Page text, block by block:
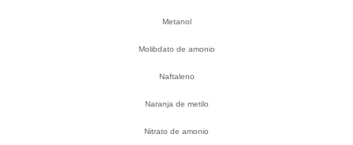
Metanol
Molibdato de amonio
Naftaleno
Naranja de metilo
Nitrato de amonio